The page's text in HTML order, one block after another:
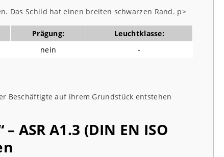
Das Schild hat einen breiten schwarzen Rand. p>
Prägung:
Leuchtklasse:
nein -
Beschäftigte auf ihrem Grundstück entstehen
A1.3 (DIN EN ISO